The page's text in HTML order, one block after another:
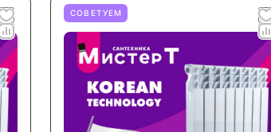
СОВЕТУЕМ